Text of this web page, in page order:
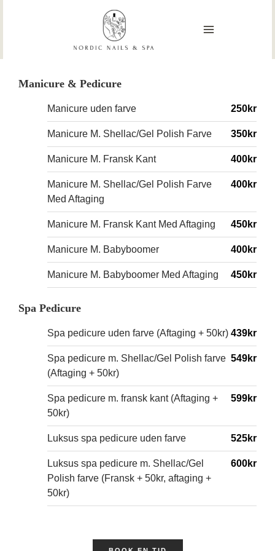
MENU
Manicure & Pedicure
Manicure uden farve 250kr
Manicure M. Shellac/Gel Polish Farve 350kr
Manicure M. Fransk Kant 400kr
Manicure M. Shellac/Gel Polish Farve
Med Aftaging
400kr
Manicure M. Fransk Kant Med Aftaging 450kr
Manicure M. Babyboomer 400kr
Manicure M. Babyboomer Med Aftaging 450kr
Spa Pedicure
Spa pedicure uden farve (Aftaging + 50kr) 439kr
Spa pedicure m. Shellac/Gel Polish farve
(Aftaging + 50kr)
549kr
Spa pedicure m. fransk kant (Aftaging +
50kr)
599kr
Luksus spa pedicure uden farve 525kr
Luksus spa pedicure m. Shellac/Gel
Polish farve (Fransk + 50kr, aftaging +
50kr)
600kr